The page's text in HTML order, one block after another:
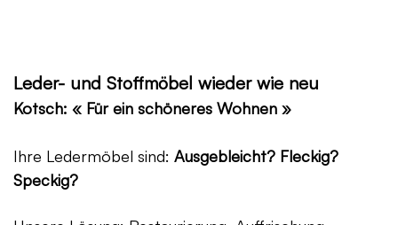
Leder- und Stoffmöbel wieder wie neu
Kotsch: « Für ein schöneres Wohnen »
Ihre Ledermöbel sind: Ausgebleicht? Fleckig?
Speckig?